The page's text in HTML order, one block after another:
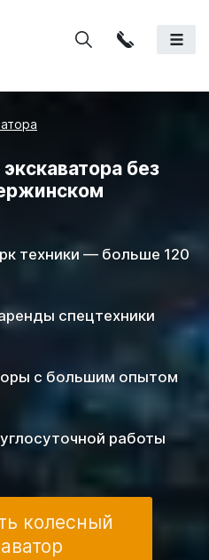
без
техники — больше 120
спецтехники
с большим опытом
работы
колесный